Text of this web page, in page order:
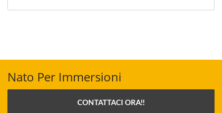
Nato Per Immersioni
CONTATTACI ORA!!